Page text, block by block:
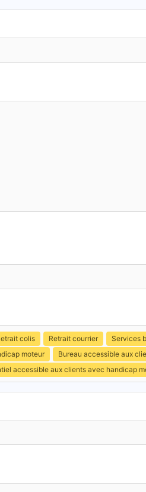
colis Retrait courrier Services
moteur
Bureau accessible aux
accessible aux clients avec handicap